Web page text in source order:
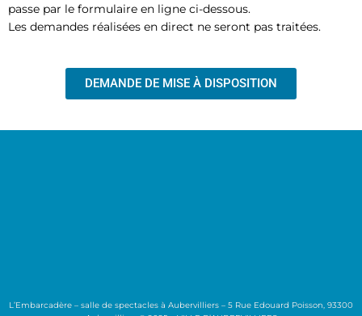
passe par le formulaire en ligne ci-dessous.
Les demandes réalisées en direct ne seront pas traitées.
DEMANDE DE MISE À DISPOSITION
L’Embarcadère – salle de spectacles à Aubervilliers – 5 Rue Edouard Poisson, 93300